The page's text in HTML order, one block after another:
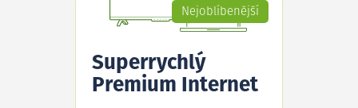
Nejoblíbenější
Superrychlý
Premium Internet